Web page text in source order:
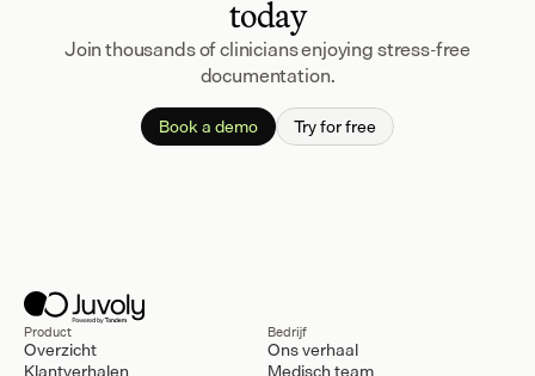
today
Join thousands of clinicians enjoying stress-free
documentation.
Book a demo Try for free
Product
Overzicht
Bedrijf
Ons verhaal